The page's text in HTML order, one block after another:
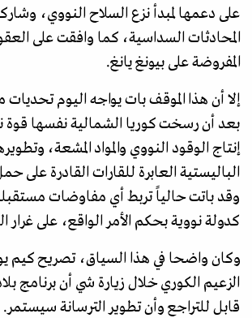
على دعمها لمبدأ نزع السلاح النووي،
المحادثات السداسية، كما وافقت على
المفروضة على بيونغ يانغ.
إلا أن هذا الموقف بات يواجه اليوم تحديات
بعد أن رسخت كوريا الشمالية نفسها قوة
إنتاج الوقود النووي والمواد المشعة،
الباليستية العابرة للقارات القادرة على
وقد باتت حالياً تربط أي مفاوضات
كدولة نووية بحكم الأمر الواقع، على غرار
وكان واضحا في هذا السياق، تصريح كيم
الزعيم الكوري خلال زيارة شي أن برنامج
قابل للتراجع وأن تطوير الترسانة سيستمر.